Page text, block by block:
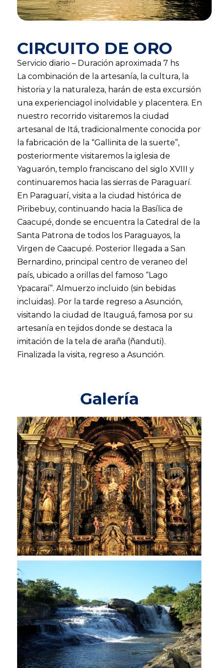
CIRCUITO DE ORO
Servicio diario – Duración aproximada 7 hs
La combinación de la artesanía, la cultura, la
historia y la naturaleza, harán de esta excursión
una experienciagol inolvidable y placentera. En
nuestro recorrido visitaremos la ciudad
artesanal de Itá, tradicionalmente conocida por
la fabricación de la “Gallinita de la suerte”,
posteriormente visitaremos la iglesia de
Yaguarón, templo franciscano del siglo XVIII y
continuaremos hacia las sierras de Paraguarí.
En Paraguarí, visita a la ciudad histórica de
Piribebuy, continuando hacia la Basílica de
Caacupé, donde se encuentra la Catedral de la
Santa Patrona de todos los Paraguayos, la
Virgen de Caacupé. Posterior llegada a San
Bernardino, principal centro de veraneo del
país, ubicado a orillas del famoso “Lago
Ypacaraí”. Almuerzo incluido (sin bebidas
incluidas). Por la tarde regreso a Asunción,
visitando la ciudad de Itauguá, famosa por su
artesanía en tejidos donde se destaca la
imitación de la tela de araña (ñanduti).
Finalizada la visita, regreso a Asunción.
Galería